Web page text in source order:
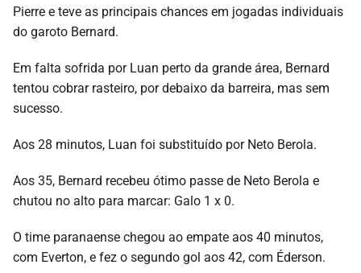
Pierre e teve as principais chances em jogadas individuais
do garoto Bernard.
Em falta sofrida por Luan perto da grande área, Bernard
tentou cobrar rasteiro, por debaixo da barreira, mas sem
sucesso.
Aos 28 minutos, Luan foi substituído por Neto Berola.
Aos 35, Bernard recebeu ótimo passe de Neto Berola e
chutou no alto para marcar: Galo 1 x 0.
O time paranaense chegou ao empate aos 40 minutos,
com Everton, e fez o segundo gol aos 42, com Éderson.